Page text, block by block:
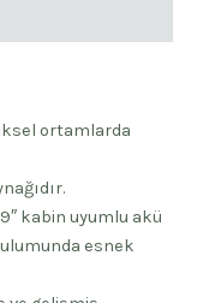
ortamlarda
kabin uyumlu akü
esnek